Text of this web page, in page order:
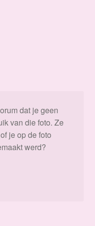
dat je geen
van die foto. Ze
je op de foto
werd?